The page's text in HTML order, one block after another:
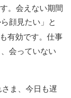
。会えない期間
顔見たい」と
有効です。仕事
会っていない
ま、今日も遅